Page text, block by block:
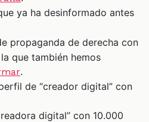
ya ha desinformado antes
propaganda de derecha con
que también hemos
.
de “creador digital” con
digital” con 10.000